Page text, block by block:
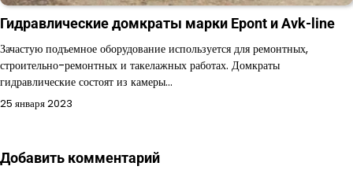
Гидравлические домкраты марки Epont и Avk-line
Зачастую подъемное оборудование используется для ремонтных,
строительно-ремонтных и такелажных работах. Домкраты
гидравлические состоят из камеры…
25 января 2023
Добавить комментарий